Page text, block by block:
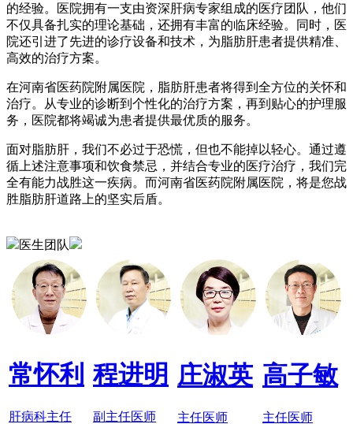
的经验。医院拥有一支由资深肝病专家组成的医疗团队，他们
不仅具备扎实的理论基础，还拥有丰富的临床经验。同时，医
院还引进了先进的诊疗设备和技术，为脂肪肝患者提供精准、
高效的治疗方案。
在河南省医药院附属医院，脂肪肝患者将得到全方位的关怀和
治疗。从专业的诊断到个性化的治疗方案，再到贴心的护理服
务，医院都将竭诚为患者提供最优质的服务。
面对脂肪肝，我们不必过于恐慌，但也不能掉以轻心。通过遵
循上述注意事项和饮食禁忌，并结合专业的医疗治疗，我们完
全有能力战胜这一疾病。而河南省医药院附属医院，将是您战
胜脂肪肝道路上的坚实后盾。
医生团队
常怀利
肝病科主任
程进明
副主任医师
庄淑英
主任医师
高子敏
主任医师